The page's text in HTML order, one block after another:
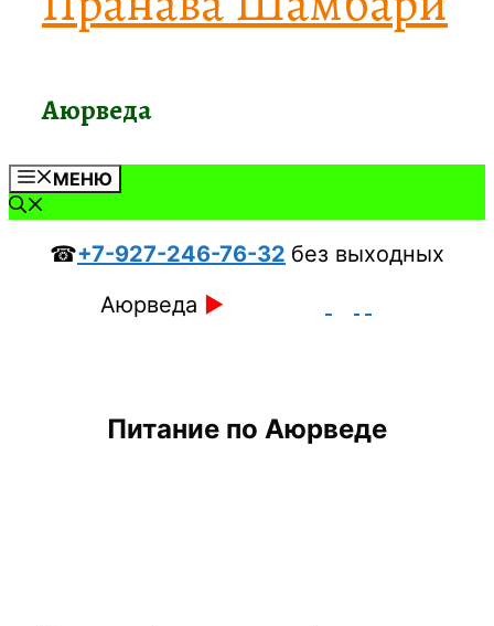
Аюрведа
МЕНЮ
☎+7-927-246-76-32 без выходных
Аюрведа ►
Питание по Аюрведе